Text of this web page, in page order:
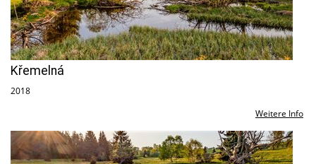
Křemelná
2018
Weitere Info